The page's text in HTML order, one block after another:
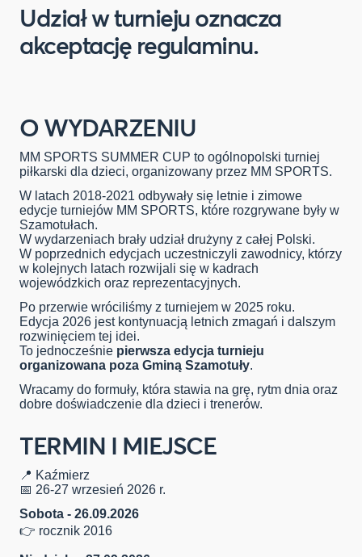
Udział w turnieju oznacza
akceptację regulaminu.
O WYDARZENIU
MM SPORTS SUMMER CUP to ogólnopolski turniej
piłkarski dla dzieci, organizowany przez MM SPORTS.
W latach 2018-2021 odbywały się letnie i zimowe
edycje turniejów MM SPORTS, które rozgrywane były w
Szamotułach.
W wydarzeniach brały udział drużyny z całej Polski.
W poprzednich edycjach uczestniczyli zawodnicy, którzy
w kolejnych latach rozwijali się w kadrach
wojewódzkich oraz reprezentacyjnych.
Po przerwie wróciliśmy z turniejem w 2025 roku.
Edycja 2026 jest kontynuacją letnich zmagań i dalszym
rozwinięciem tej idei.
To jednocześnie pierwsza edycja turnieju
organizowana poza Gminą Szamotuły.
Wracamy do formuły, która stawia na grę, rytm dnia oraz
dobre doświadczenie dla dzieci i trenerów.
TERMIN I MIEJSCE
📍 Kaźmierz
📅 26-27 wrzesień 2026 r.
Sobota - 26.09.2026
👉 rocznik 2016